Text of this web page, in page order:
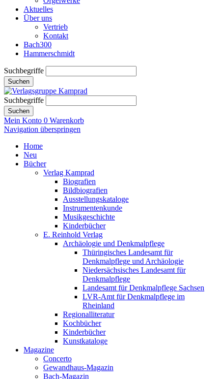
Aktuelles
Über uns
Vertrieb
Kontakt
Bach300
Hammerschmidt
Suchbegriffe
Suchen
Suchbegriffe
Suchen
Mein Konto 0 Warenkorb
Navigation überspringen
Home
Neu
Bücher
Verlag Kamprad
Biografien
Bildbiografien
Ausstellungskataloge
Instrumentenkunde
Musikgeschichte
Kinderbücher
E. Reinhold Verlag
Archäologie und Denkmalpflege
Thüringisches Landesamt für
Denkmalpflege und Archäologie
Niedersächsisches Landesamt für
Denkmalpflege
Landesamt für Denkmalpflege Sachsen
LVR-Amt für Denkmalpflege im
Rheinland
Regionalliteratur
Kochbücher
Kinderbücher
Kunstkataloge
Magazine
Concerto
Gewandhaus-Magazin
Bach-Magazin